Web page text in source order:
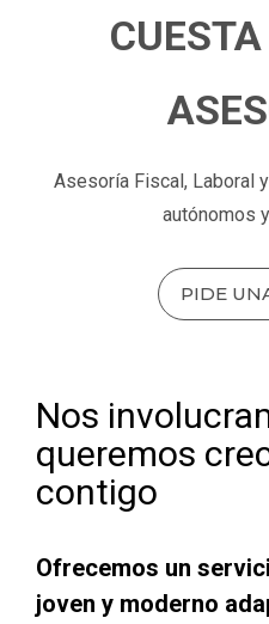
Asesoría Fiscal, Laboral
autónomos
PIDE
Nos
queremos
contigo
Ofrecemos un
joven y moderno